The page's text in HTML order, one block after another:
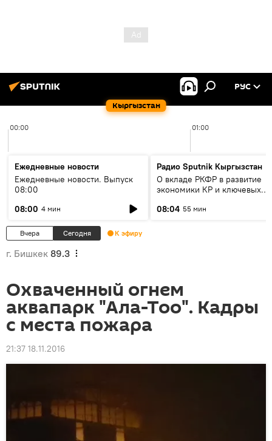
Кыргызстан
РУС
00:00 01:00
Ежедневные новости
Ежедневные новости. Выпуск
08:00
08:00 4 мин
Радио Sputnik Кыргызстан
О вкладе РКФР в развитие
экономики КР и ключевых
08:04 55 мин
Вчера Сегодня К эфиру
г. Бишкек 89.3
Охваченный огнем
аквапарк "Ала-Тоо". Кадры
с места пожара
21:37 18.11.2016